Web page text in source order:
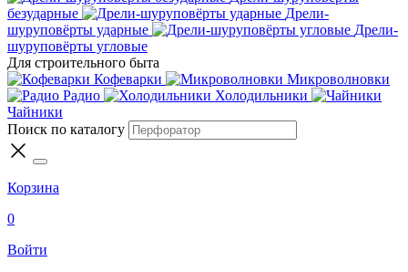
безударные
Дрели-
шуруповёрты ударные
Дрели-
шуруповёрты угловые
Для строительного быта
Кофеварки
Микроволновки
Радио
Холодильники
Чайники
Поиск по каталогу
Корзина
0
Войти